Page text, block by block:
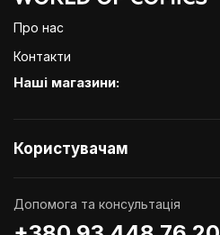
Про нас
Контакти
Наші магазини:
Користувачам
Допомога та консультація